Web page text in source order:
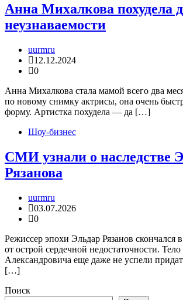
Анна Михалкова похудела
неузнаваемости
uurmru
12.12.2024
0
Анна Михалкова стала мамой всего два
по новому снимку актрисы, она очень
форму. Артистка похудела — да […]
Шоу-бизнес
СМИ узнали о наследстве
Рязанова
uurmru
03.07.2026
0
Режиссер эпохи Эльдар Рязанов скончался
от острой сердечной недостаточности.
Александровича еще даже не успели
[…]
Поиск